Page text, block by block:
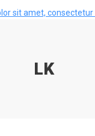
sit amet, consectetur
LK